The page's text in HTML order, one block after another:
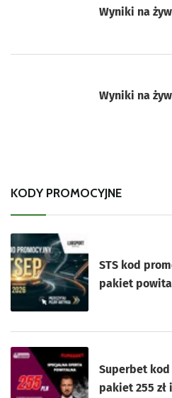
Wyniki na
Wyniki na
KODY PROMOCYJNE
STS kod
pakiet
Superbet kod
pakiet 255 zł